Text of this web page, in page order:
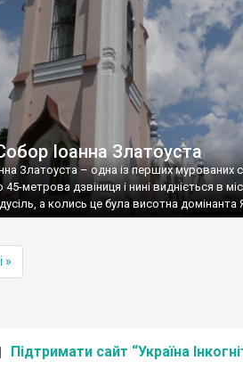
Іоанна Златоуста
Златоуста – одна із перших мурованих
метрова дзвіниця і нині видніється в
а колись це була висотна домінанта
»
Підтримати сайт “Україна